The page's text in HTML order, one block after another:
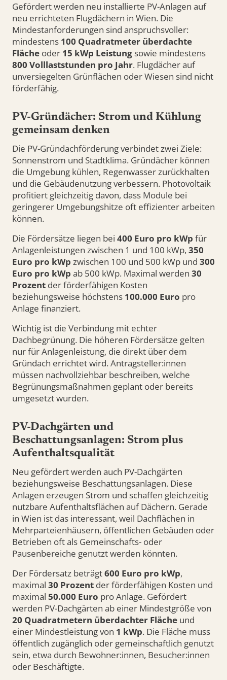
Gefördert werden neu installierte PV-Anlagen auf
neu errichteten Flugdächern in Wien. Die
Mindestanforderungen sind anspruchsvoller:
mindestens 100 Quadratmeter überdachte
Fläche oder 15 kWp Leistung sowie mindestens
800 Volllaststunden pro Jahr. Flugdächer auf
unversiegelten Grünflächen oder Wiesen sind nicht
förderfähig.
PV-Gründächer: Strom und Kühlung
gemeinsam denken
Die PV-Gründachförderung verbindet zwei Ziele:
Sonnenstrom und Stadtklima. Gründächer können
die Umgebung kühlen, Regenwasser zurückhalten
und die Gebäudenutzung verbessern. Photovoltaik
profitiert gleichzeitig davon, dass Module bei
geringerer Umgebungshitze oft effizienter arbeiten
können.
Die Fördersätze liegen bei 400 Euro pro kWp für
Anlagenleistungen zwischen 1 und 100 kWp, 350
Euro pro kWp zwischen 100 und 500 kWp und 300
Euro pro kWp ab 500 kWp. Maximal werden 30
Prozent der förderfähigen Kosten
beziehungsweise höchstens 100.000 Euro pro
Anlage finanziert.
Wichtig ist die Verbindung mit echter
Dachbegrünung. Die höheren Fördersätze gelten
nur für Anlagenleistung, die direkt über dem
Gründach errichtet wird. Antragsteller:innen
müssen nachvollziehbar beschreiben, welche
Begrünungsmaßnahmen geplant oder bereits
umgesetzt wurden.
PV-Dachgärten und
Beschattungsanlagen: Strom plus
Aufenthaltsqualität
Neu gefördert werden auch PV-Dachgärten
beziehungsweise Beschattungsanlagen. Diese
Anlagen erzeugen Strom und schaffen gleichzeitig
nutzbare Aufenthaltsflächen auf Dächern. Gerade
in Wien ist das interessant, weil Dachflächen in
Mehrparteienhäusern, öffentlichen Gebäuden oder
Betrieben oft als Gemeinschafts- oder
Pausenbereiche genutzt werden könnten.
Der Fördersatz beträgt600 Euro pro kWp,
maximal 30 Prozent der förderfähigen Kosten und
maximal 50.000 Euro pro Anlage. Gefördert
werden PV-Dachgärten ab einer Mindestgröße von
20 Quadratmetern überdachter Fläche und
einer Mindestleistung von 1 kWp. Die Fläche muss
öffentlich zugänglich oder gemeinschaftlich genutzt
sein, etwa durch Bewohner:innen, Besucher:innen
oder Beschäftigte.